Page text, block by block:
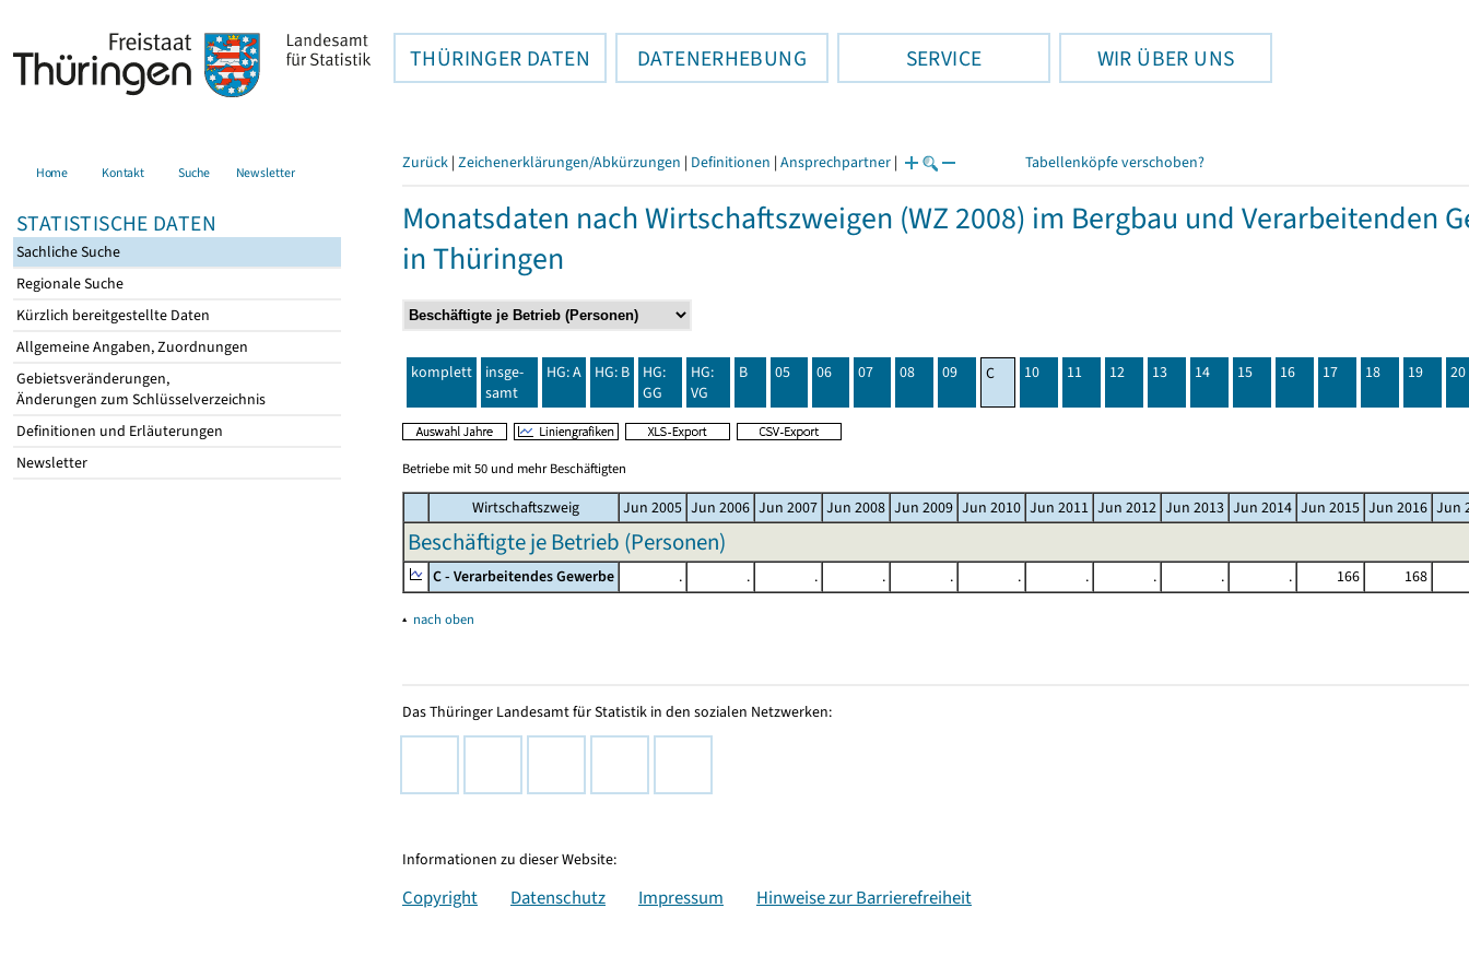
THÜRINGER DATEN DATENERHEBUNG SERVICE WIR ÜBER UNS
Home Kontakt Suche Newsletter
STATISTISCHE DATEN
Sachliche Suche
Regionale Suche
Kürzlich bereitgestellte Daten
Allgemeine Angaben, Zuordnungen
Gebietsveränderungen,
Änderungen zum Schlüsselverzeichnis
Definitionen und Erläuterungen
Newsletter
Zurück | Zeichenerklärungen/Abkürzungen | Definitionen | Ansprechpartner | Tabellenköpfe verschoben?
Monatsdaten nach Wirtschaftszweigen (WZ 2008) im Bergbau und Verarbeitenden
in Thüringen
komplett
insge-
samt
HG: A HG: B
HG:
GG
HG:
VG
B 05 06 07 08 09 C 10 11 12 13 14 15 16 17 18 19 20
Betriebe mit 50 und mehr Beschäftigten
Wirtschaftszweig Jun 2005 Jun 2006 Jun 2007 Jun 2008 Jun 2009 Jun 2010 Jun 2011 Jun 2012 Jun 2013 Jun 2014 Jun 2015 Jun 2016 Jun
Beschäftigte je Betrieb (Personen)
C - Verarbeitendes Gewerbe . . . . . . . . . . 166 168
▴ nach oben
Das Thüringer Landesamt für Statistik in den sozialen Netzwerken:
Informationen zu dieser Website:
Copyright Datenschutz Impressum Hinweise zur Barrierefreiheit